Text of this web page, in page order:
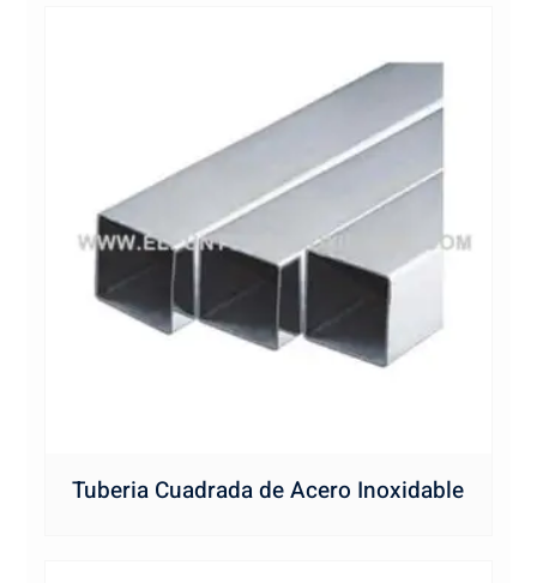
Tuberia Cuadrada de Acero Inoxidable